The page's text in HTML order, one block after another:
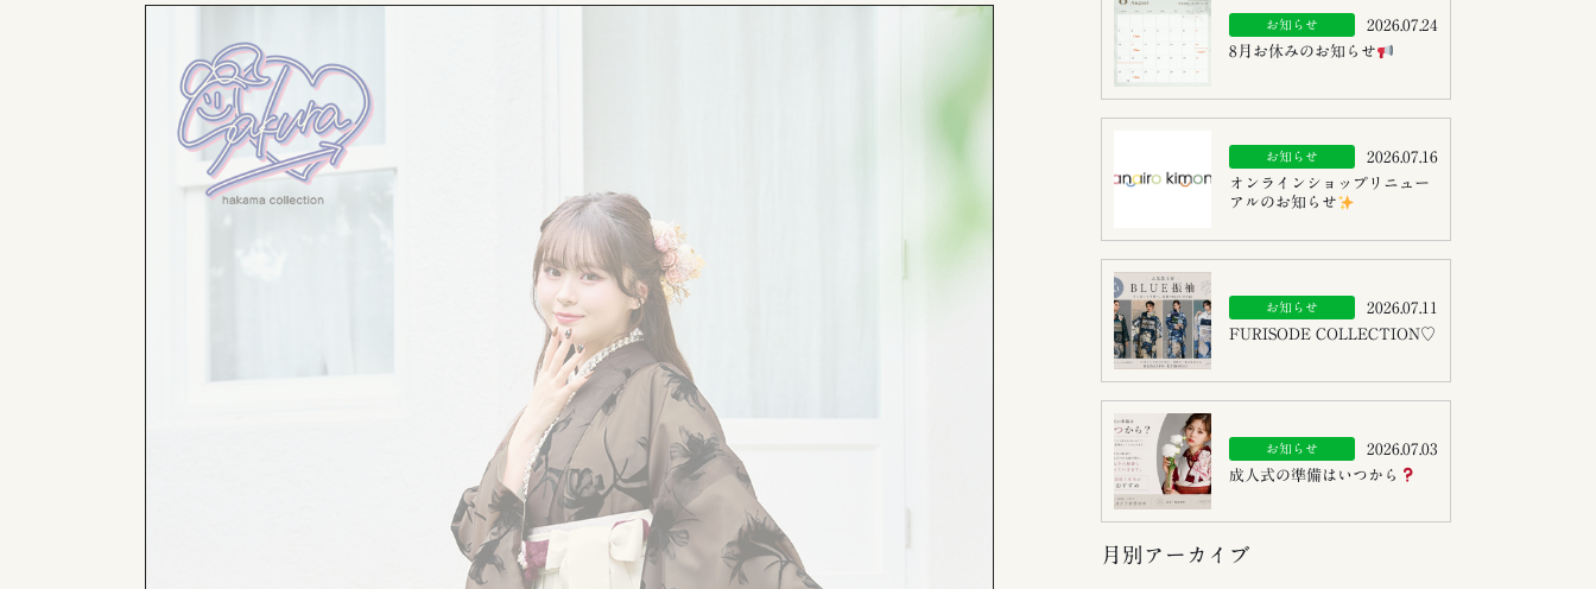
お知らせ
2026.07.24
8月お休みのお知らせ
お知らせ
2026.07.16
オンラインショップリニュー
アルのお知らせ
お知らせ
2026.07.11
FURISODE COLLECTION♡
お知らせ
2026.07.03
成人式の準備はいつから
月別アーカイブ